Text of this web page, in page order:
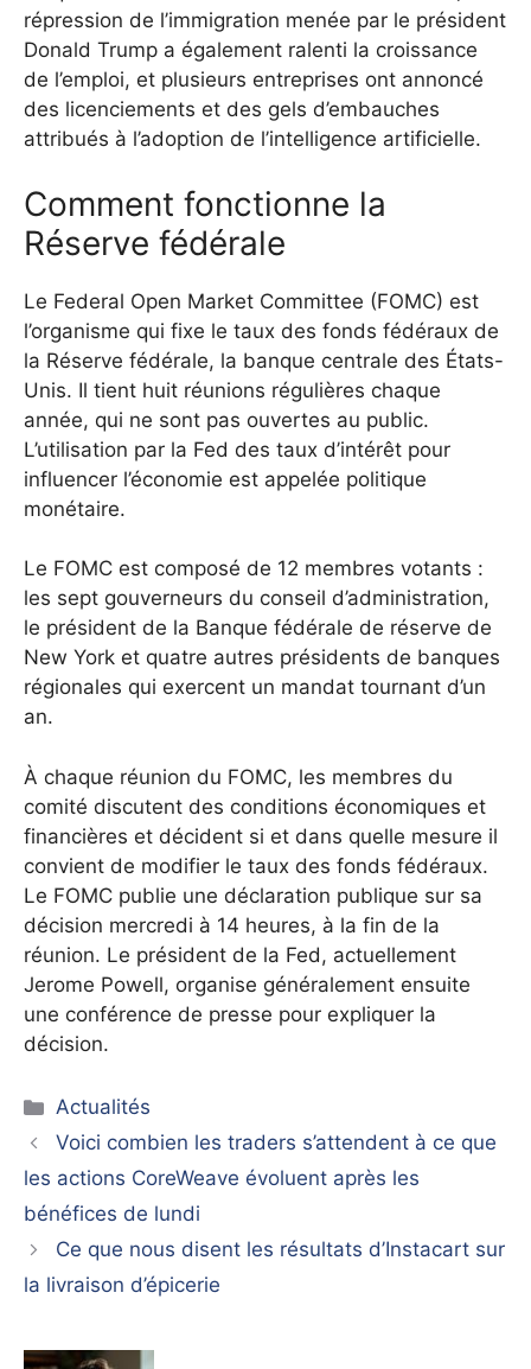
répression de l’immigration menée par le président
Donald Trump a également ralenti la croissance
de l’emploi, et plusieurs entreprises ont annoncé
des licenciements et des gels d’embauches
attribués à l’adoption de l’intelligence artificielle.
Comment fonctionne la
Réserve fédérale
Le Federal Open Market Committee (FOMC) est
l’organisme qui fixe le taux des fonds fédéraux de
la Réserve fédérale, la banque centrale des États-
Unis. Il tient huit réunions régulières chaque
année, qui ne sont pas ouvertes au public.
L’utilisation par la Fed des taux d’intérêt pour
influencer l’économie est appelée politique
monétaire.
Le FOMC est composé de 12 membres votants :
les sept gouverneurs du conseil d’administration,
le président de la Banque fédérale de réserve de
New York et quatre autres présidents de banques
régionales qui exercent un mandat tournant d’un
an.
À chaque réunion du FOMC, les membres du
comité discutent des conditions économiques et
financières et décident si et dans quelle mesure il
convient de modifier le taux des fonds fédéraux.
Le FOMC publie une déclaration publique sur sa
décision mercredi à 14 heures, à la fin de la
réunion. Le président de la Fed, actuellement
Jerome Powell, organise généralement ensuite
une conférence de presse pour expliquer la
décision.
Catégories
Actualités
Voici combien les traders s’attendent à ce que
les actions CoreWeave évoluent après les
bénéfices de lundi
Ce que nous disent les résultats d’Instacart sur
la livraison d’épicerie